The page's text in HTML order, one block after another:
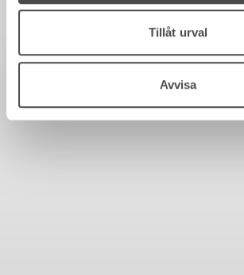
Tillåt urval
Avvisa